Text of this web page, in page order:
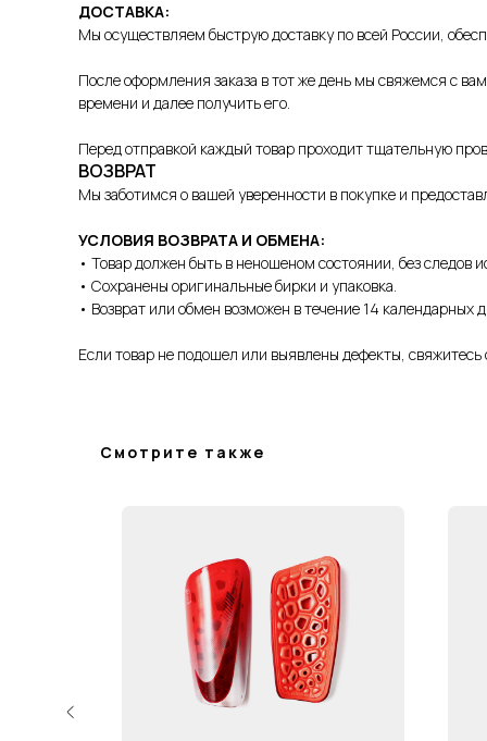
ДОСТАВКА:
Мы осуществляем быструю доставку по всей России,
После оформления заказа в тот же день мы свяжемся с
времени и далее получить его.
Перед отправкой каждый товар проходит тщательную
ВОЗВРАТ
Мы заботимся о вашей уверенности в покупке и
УСЛОВИЯ ВОЗВРАТА И ОБМЕНА:
• Товар должен быть в неношеном состоянии, без следов
• Сохранены оригинальные бирки и упаковка.
• Возврат или обмен возможен в течение 14 календарных
Если товар не подошел или выявлены дефекты,
Смотрите также